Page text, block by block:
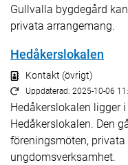
Gullvalla bygdegård
privata arrangemang.
Hedåkerslokalen
Kontakt (övrigt)
Uppdaterad: 2025-10-06
Hedåkerslokalen ligger
Hedåkerslokalen. Den
föreningsmöten,
ungdomsverksamhet.